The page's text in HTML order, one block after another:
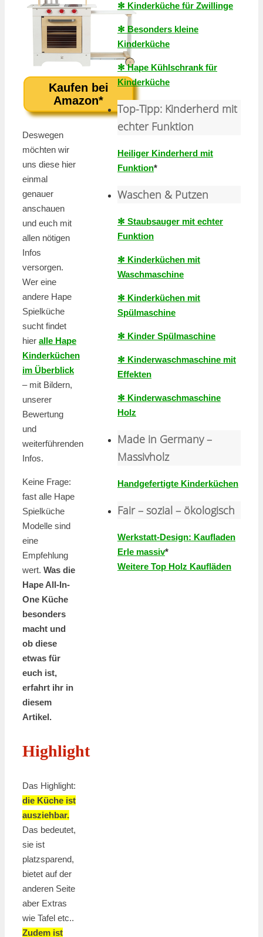
Kaufen bei
Amazon*
Deswegen
möchten wir
uns diese hier
einmal
genauer
anschauen
und euch mit
allen nötigen
Infos
versorgen.
Wer eine
andere Hape
Spielküche
sucht findet
hier alle Hape
Kinderküchen
im Überblick
– mit Bildern,
unserer
Bewertung
und
weiterführenden
Infos.
Keine Frage:
fast alle Hape
Spielküche
Modelle sind
eine
Empfehlung
wert. Was die
Hape All-In-
One Küche
besonders
macht und
ob diese
etwas für
euch ist,
erfahrt ihr in
diesem
Artikel.
Highlight
Das Highlight:
die Küche ist
ausziehbar.
Das bedeutet,
sie ist
platzsparend,
bietet auf der
anderen Seite
aber Extras
wie Tafel etc..
Zudem ist
✻ Kinderküche für Zwillinge
✻ Besonders kleine
Kinderküche
✻ Hape Kühlschrank für
Kinderküche
Top-Tipp: Kinderherd mit
echter Funktion
Heiliger Kinderherd mit
Funktion*
Waschen & Putzen
✻ Staubsauger mit echter
Funktion
✻ Kinderküchen mit
Waschmaschine
✻ Kinderküchen mit
Spülmaschine
✻ Kinder Spülmaschine
✻ Kinderwaschmaschine mit
Effekten
✻ Kinderwaschmaschine
Holz
Made in Germany –
Massivholz
Handgefertigte Kinderküchen
Fair – sozial – ökologisch
Werkstatt-Design: Kaufladen
Erle massiv*
Weitere Top Holz Kaufläden